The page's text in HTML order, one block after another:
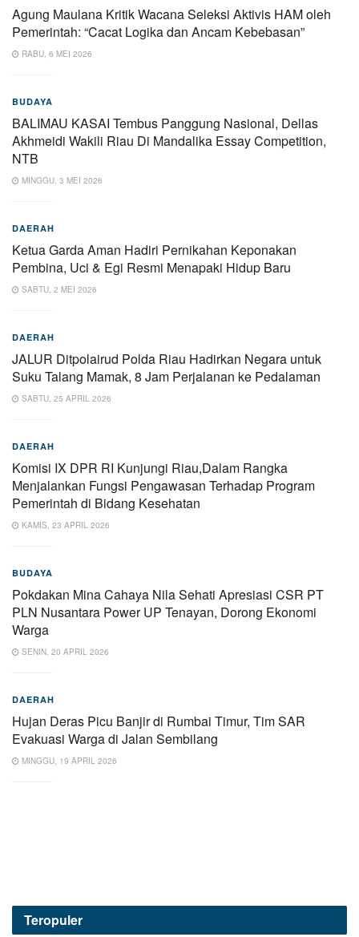
Agung Maulana Kritik Wacana Seleksi Aktivis HAM oleh
Pemerintah: “Cacat Logika dan Ancam Kebebasan”
RABU, 6 MEI 2026
BUDAYA
BALIMAU KASAI Tembus Panggung Nasional, Dellas
Akhmeidi Wakili Riau Di Mandalika Essay Competition,
NTB
MINGGU, 3 MEI 2026
DAERAH
Ketua Garda Aman Hadiri Pernikahan Keponakan
Pembina, Uci & Egi Resmi Menapaki Hidup Baru
SABTU, 2 MEI 2026
DAERAH
JALUR Ditpolairud Polda Riau Hadirkan Negara untuk
Suku Talang Mamak, 8 Jam Perjalanan ke Pedalaman
SABTU, 25 APRIL 2026
DAERAH
Komisi IX DPR RI Kunjungi Riau,Dalam Rangka
Menjalankan Fungsi Pengawasan Terhadap Program
Pemerintah di Bidang Kesehatan
KAMIS, 23 APRIL 2026
BUDAYA
Pokdakan Mina Cahaya Nila Sehati Apresiasi CSR PT
PLN Nusantara Power UP Tenayan, Dorong Ekonomi
Warga
SENIN, 20 APRIL 2026
DAERAH
Hujan Deras Picu Banjir di Rumbai Timur, Tim SAR
Evakuasi Warga di Jalan Sembilang
MINGGU, 19 APRIL 2026
Teropuler